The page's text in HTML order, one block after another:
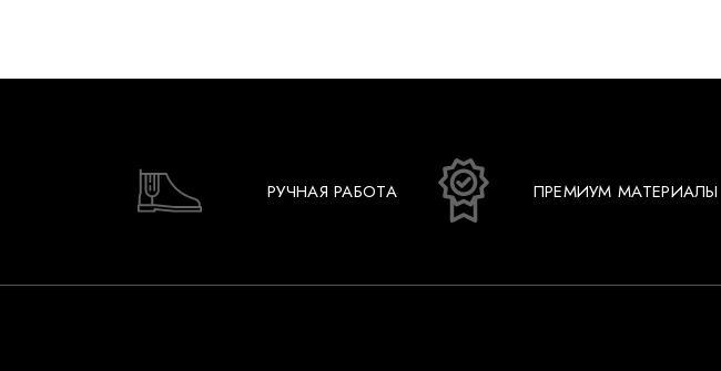
РУЧНАЯ РАБОТА ПРЕМИУМ МАТЕРИАЛЫ